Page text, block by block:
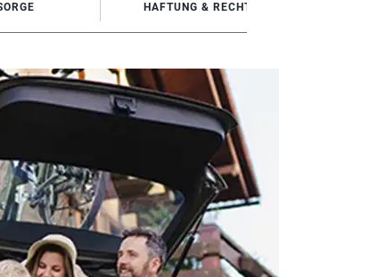
HAFTUNG & RECHT